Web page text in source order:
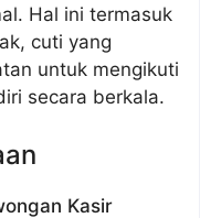
Hal ini termasuk
cuti yang
untuk mengikuti
secara berkala.
Kasir